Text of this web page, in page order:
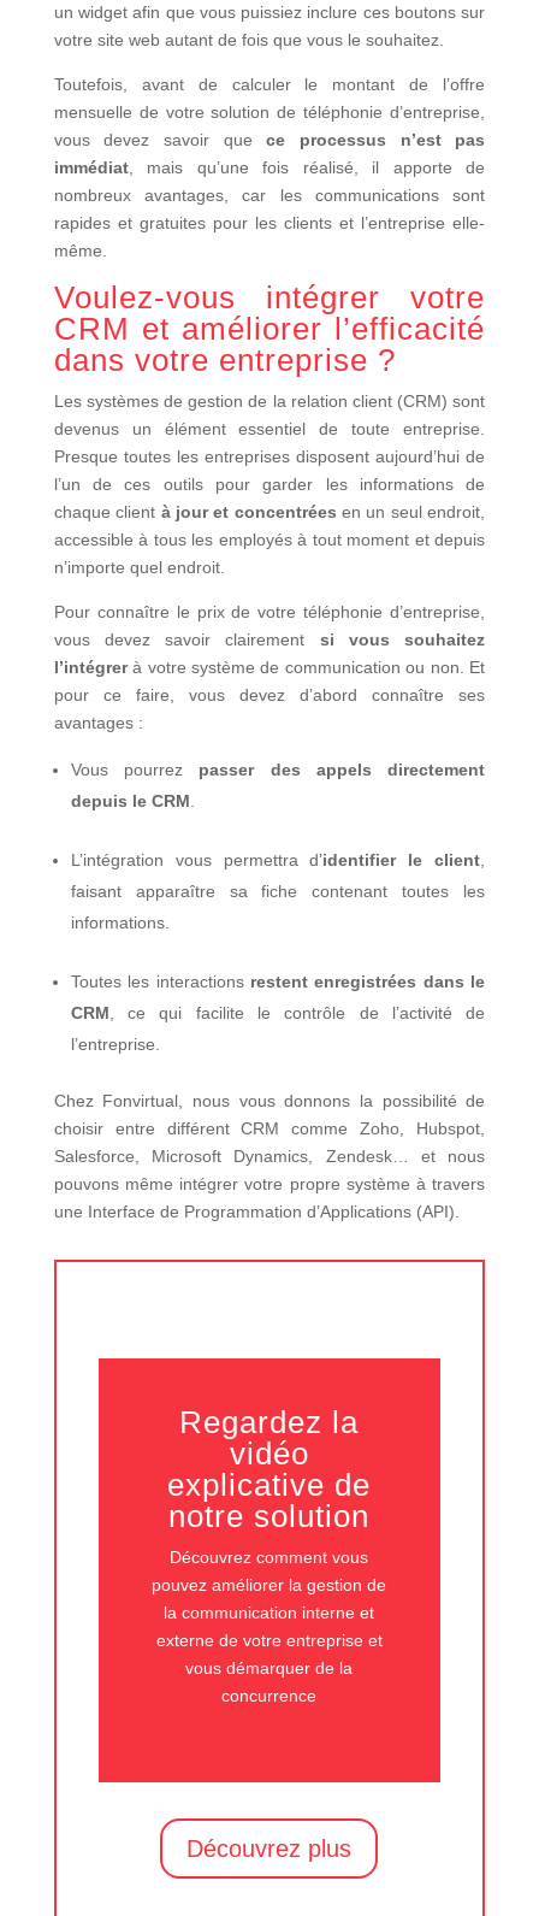
un widget afin que vous puissiez inclure ces boutons sur
votre site web autant de fois que vous le souhaitez.
Toutefois, avant de calculer le montant de l’offre
mensuelle de votre solution de téléphonie d’entreprise,
vous devez savoir quece processus n’est pas
immédiat, mais qu’une fois réalisé, il apporte de
nombreux avantages, car les communications sont
rapides et gratuites pour les clients et l’entreprise elle-
même.
Voulez-vous intégrer votre
CRM et améliorer l’efficacité
dans votre entreprise ?
Les systèmes de gestion de la relation client (CRM) sont
devenus un élément essentiel de toute entreprise.
Presque toutes les entreprises disposent aujourd’hui de
l’un de ces outils pour garder les informations de
chaque client à jour et concentréesen un seul endroit,
accessible à tous les employés à tout moment et depuis
n’importe quel endroit.
Pour connaître le prix de votre téléphonie d’entreprise,
vous devez savoir clairement si vous souhaitez
l’intégrerà votre système de communication ou non. Et
pour ce faire, vous devez d’abord connaître ses
avantages :
Vous pourrez passer des appels directement
depuis le CRM.
L’intégration vous permettra d’identifier le client,
faisant apparaître sa fiche contenant toutes les
informations.
Toutes les interactions restent enregistrées dans le
CRM, ce qui facilite le contrôle de l’activité de
l’entreprise.
Chez Fonvirtual, nous vous donnons la possibilité de
choisir entre différent CRM comme Zoho, Hubspot,
Salesforce, Microsoft Dynamics, Zendesk… et nous
pouvons même intégrer votre propre système à travers
une Interface de Programmation d’Applications (API).
Regardez la
vidéo
explicative de
notre solution
Découvrez comment vous
pouvez améliorer la gestion de
la communication interne et
externe de votre entreprise et
vous démarquer de la
concurrence
Découvrez plus